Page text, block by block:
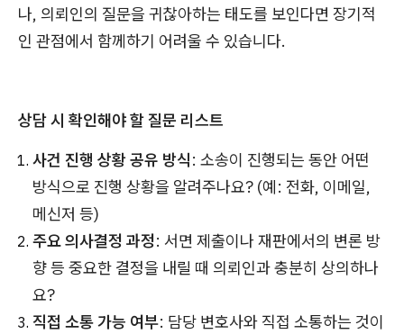
나, 의뢰인의 질문을 귀찮아하는 태도를 보인다면 장기적
인 관점에서 함께하기 어려울 수 있습니다.
상담 시 확인해야 할 질문 리스트
사건 진행 상황 공유 방식: 소송이 진행되는 동안 어떤
방식으로 진행 상황을 알려주나요? (예: 전화, 이메일,
메신저 등)
주요 의사결정 과정: 서면 제출이나 재판에서의 변론 방
향 등 중요한 결정을 내릴 때 의뢰인과 충분히 상의하나
요?
직접 소통 가능 여부: 담당 변호사와 직접 소통하는 것이